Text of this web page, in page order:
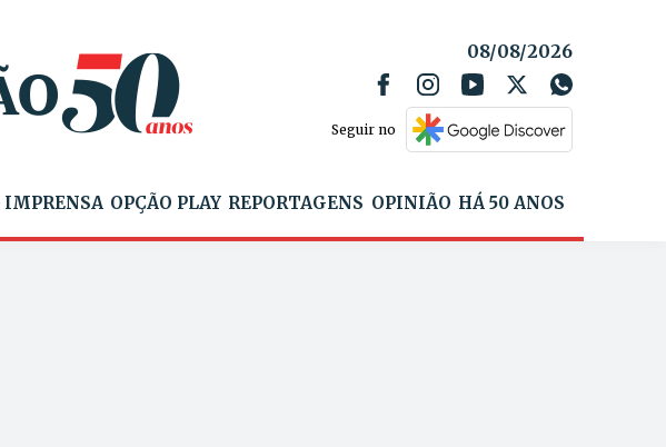
08/08/2026
Seguir no
IMPRENSA OPÇÃO PLAY REPORTAGENS OPINIÃO HÁ 50 ANOS